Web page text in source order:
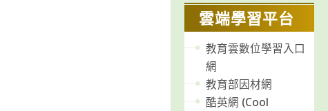
雲端學習平台
教育雲數位學習入口
網
教育部因材網
酷英網 (Cool